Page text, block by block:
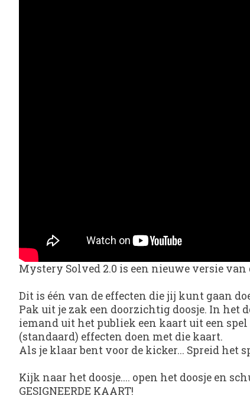
Mystery Solved 2.0 is een nieuwe versie
Dit is één van de effecten die jij kunt gaan
Pak uit je zak een doorzichtig doosje. In het
iemand uit het publiek een kaart uit een
(standaard) effecten doen met die kaart.
Als je klaar bent voor de kicker... Spreid het
Kijk naar het doosje.... open het doosje en
GESIGNEERDE KAART!